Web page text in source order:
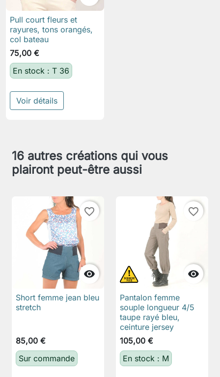
Pull court fleurs et
rayures, tons orangés,
col bateau
75,00 €
En stock : T 36
Voir détails
16 autres créations qui vous
plairont peut-être aussi

favorite_border
Short femme jean bleu
stretch
85,00 €
Sur commande

favorite_border
Pantalon femme
souple longueur 4/5
taupe rayé bleu,
ceinture jersey
105,00 €
En stock : M